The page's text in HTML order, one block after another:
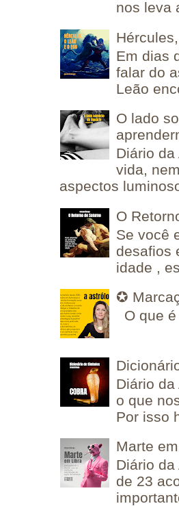
nos leva
Em dias
falar do
Leão
O lado
Diário
vida,
aspectos
O
Se você
desafios
idade ,
✪
O que
Diário
o que
Por isso
Marte
Diário
de 23